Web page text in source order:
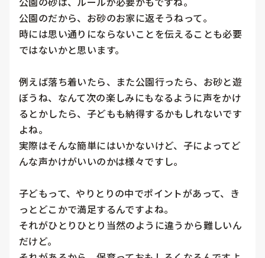
公園のだから、お砂のお家に返そうねって。
時には思い通りにならないことを伝えることも必要
ではないかと思います。
例えば落ち着いたら、また公園行ったら、お砂と遊
ぼうね、なんて次の楽しみにもなるように声をかけ
るとかしたら、子どもも納得するかもしれないです
よね。
実際はそんな簡単にはいかないけど、子によってど
んな声かけがいいのかは様々ですし。
子どもって、やりとりの中でポイントがあって、き
っとどこかで満足するんですよね。
それがひとりひとり当然のように違うから難しいん
だけど。